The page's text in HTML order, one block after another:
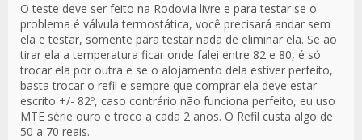
O teste deve ser feito na Rodovia livre e para testar se o
problema é válvula termostática, você precisará andar sem
ela e testar, somente para testar nada de eliminar ela. Se ao
tirar ela a temperatura ficar onde falei entre 82 e 80, é só
trocar ela por outra e se o alojamento dela estiver perfeito,
basta trocar o refil e sempre que comprar ela deve estar
escrito +/- 82º, caso contrário não funciona perfeito, eu uso
MTE série ouro e troco a cada 2 anos. O Refil custa algo de
50 a 70 reais.